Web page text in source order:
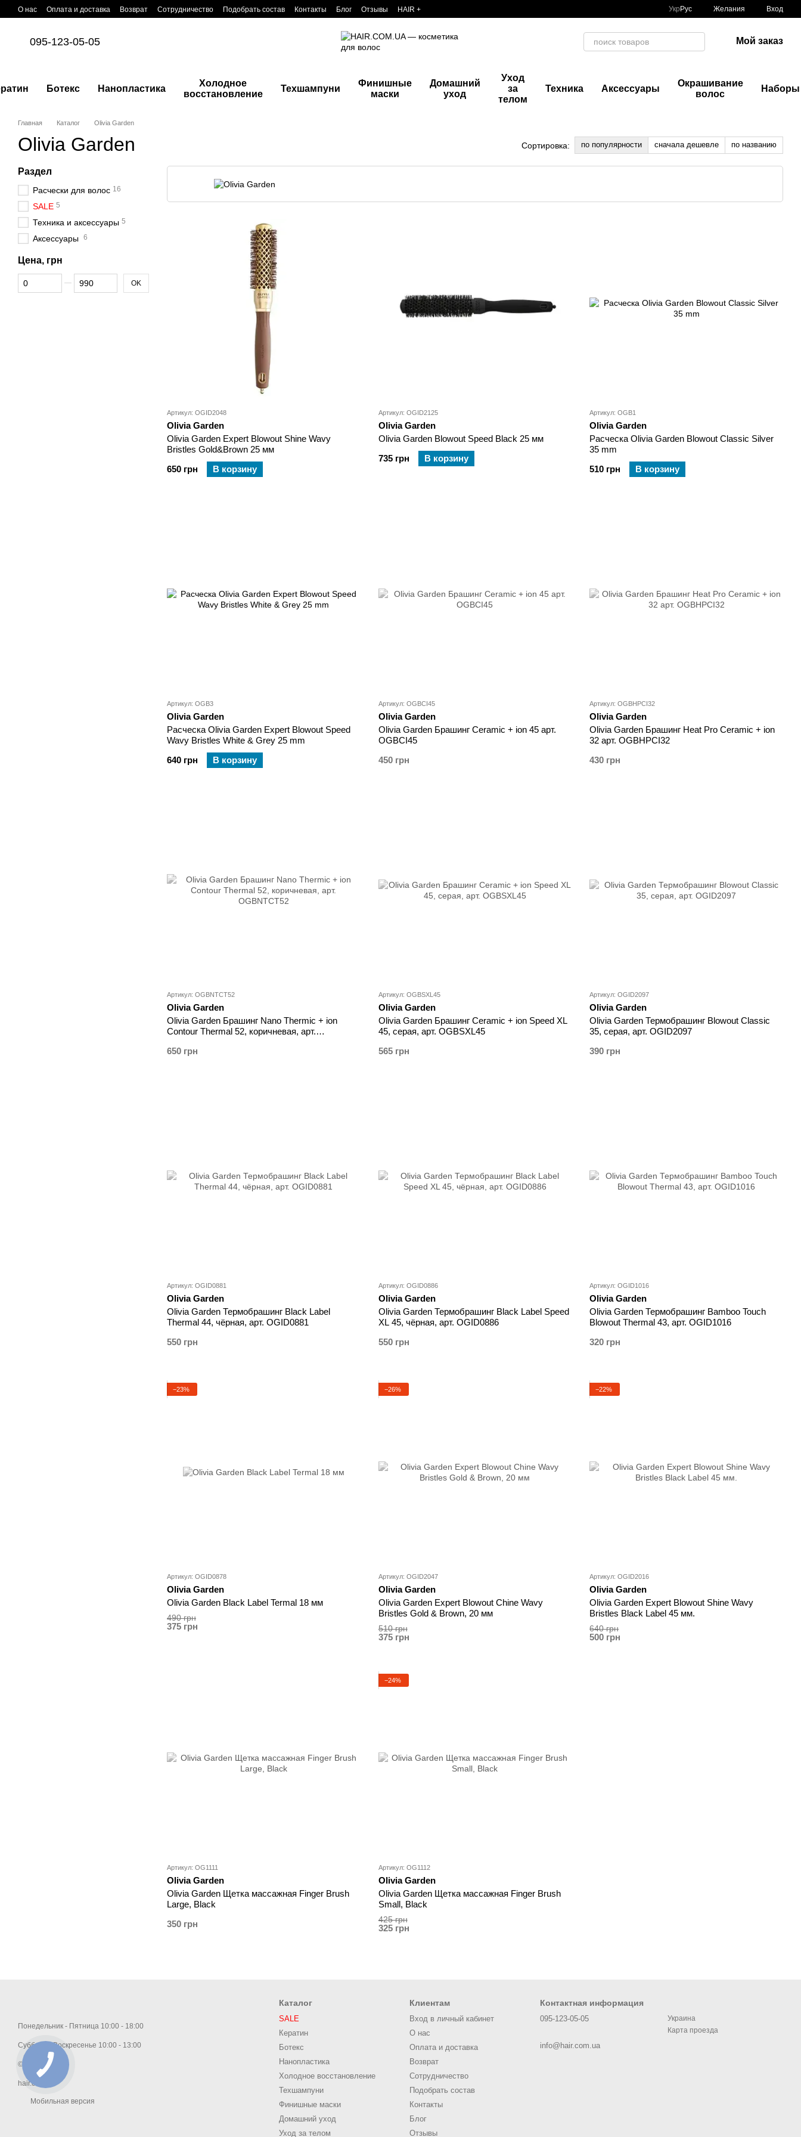
Перейти к основному контенту
О нас Оплата и доставка Возврат Сотрудничество Подобрать состав Контакты Блог Отзывы HAIR + Укр Рус Желания Вход
095-123-05-05 Мой заказ
Ботекс Нанопластика
Холодное
восстановление
Техшампуни
Финишные
маски
Домашний
уход
Уход
за
телом
Техника Аксессуары
Окрашивание
волос
Наборы
Главная Каталог Olivia Garden
Olivia Garden Сортировка: по популярности сначала дешевле по названию
Артикул: OGID2048
Olivia Garden
Olivia Garden Expert Blowout Shine Wavy
Bristles Gold&Brown 25 мм
650 грн
В корзину
Артикул: OGID2125
Olivia Garden
Olivia Garden Blowout Speed Black 25 мм
735 грн
В корзину
Артикул: OGB1
Olivia Garden
Расческа Olivia Garden Blowout Classic Silver
35 mm
510 грн
В корзину
Артикул: OGB3
Olivia Garden
Расческа Olivia Garden Expert Blowout Speed
Wavy Bristles White & Grey 25 mm
640 грн
В корзину
Артикул: OGBCI45
Olivia Garden
Olivia Garden Брашинг Ceramic + ion 45 арт.
OGBCI45
450 грн
Артикул: OGBHPCI32
Olivia Garden
Olivia Garden Брашинг Heat Pro Ceramic + ion
32 арт. OGBHPCI32
430 грн
Артикул: OGBNTCT52
Olivia Garden
Olivia Garden Брашинг Nano Thermic + ion
Contour Thermal 52, коричневая, арт.
650 грн
Артикул: OGBSXL45
Olivia Garden
Olivia Garden Брашинг Ceramic + ion Speed XL
45, серая, арт. OGBSXL45
565 грн
Артикул: OGID2097
Olivia Garden
Olivia Garden Термобрашинг Blowout Classic
35, серая, арт. OGID2097
390 грн
Артикул: OGID0881
Olivia Garden
Olivia Garden Термобрашинг Black Label
Thermal 44, чёрная, арт. OGID0881
550 грн
Артикул: OGID0886
Olivia Garden
Olivia Garden Термобрашинг Black Label Speed
XL 45, чёрная, арт. OGID0886
550 грн
Артикул: OGID1016
Olivia Garden
Olivia Garden Термобрашинг Bamboo Touch
Blowout Thermal 43, арт. OGID1016
320 грн
−23%
Артикул: OGID0878
Olivia Garden
Olivia Garden Black Label Termal 18 мм
490 грн
375 грн
−26%
Артикул: OGID2047
Olivia Garden
Olivia Garden Expert Blowout Chine Wavy
Bristles Gold & Brown, 20 мм
510 грн
375 грн
−22%
Артикул: OGID2016
Olivia Garden
Olivia Garden Expert Blowout Shine Wavy
Bristles Black Label 45 мм.
640 грн
500 грн
Артикул: OG1111
Olivia Garden
Olivia Garden Щетка массажная Finger Brush
Large, Black
350 грн
−24%
Артикул: OG1112
Olivia Garden
Olivia Garden Щетка массажная Finger Brush
Small, Black
425 грн
325 грн
Раздел
Расчески для волос 16
SALE 5
Техника и аксессуары 5
Аксессуары 6
Цена, грн
От Цена, грн
До Цена, грн OK
Понедельник - Пятница 10:00 - 18:00
Суббота - Воскресенье 10:00 - 13:00
© 2026
hair.com.ua
Мобильная версия
Каталог
SALE
Кератин
Ботекс
Нанопластика
Холодное восстановление
Техшампуни
Финишные маски
Домашний уход
Уход за телом
Клиентам
Вход в личный кабинет
О нас
Оплата и доставка
Возврат
Сотрудничество
Подобрать состав
Контакты
Блог
Отзывы
Контактная информация
095-123-05-05
info@hair.com.ua
Украина
Карта проезда